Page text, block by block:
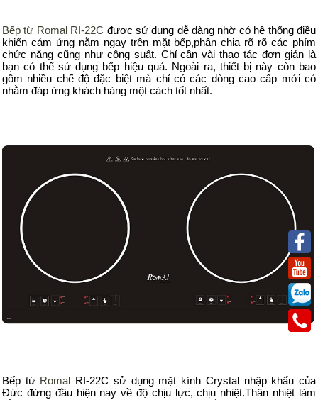
Bếp từ Romal RI-22C được sử dụng dễ dàng nhờ có hệ thống điều
khiển cảm ứng nằm ngay trên mặt bếp,phân chia rõ rõ các phím
chức năng cũng như công suất. Chỉ cần vài thao tác đơn giản là
bạn có thể sử dụng bếp hiệu quả. Ngoài ra, thiết bị này còn bao
gồm nhiều chế độ đặc biệt mà chỉ có các dòng cao cấp mới có
nhằm đáp ứng khách hàng một cách tốt nhất.
Bếp từ Romal RI-22C sử dụng mặt kính Crystal nhập khẩu của
Đức đứng đầu hiện nay về độ chịu lực, chịu nhiệt.Thân nhiệt làm